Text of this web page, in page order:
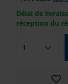
Délai de
réception du